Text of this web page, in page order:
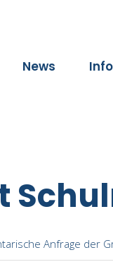
News
Anfrage der